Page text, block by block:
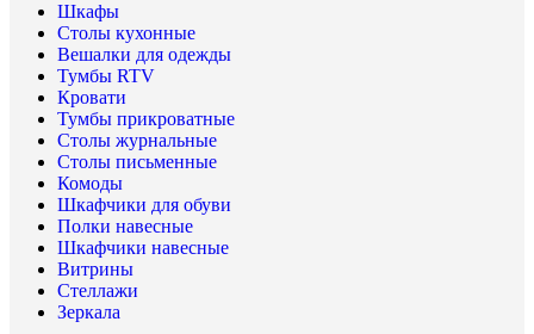
Шкафы
Столы кухонные
Вешалки для одежды
Тумбы RTV
Кровати
Тумбы прикроватные
Столы журнальные
Столы письменные
Комоды
Шкафчики для обуви
Полки навесные
Шкафчики навесные
Витрины
Стеллажи
Зеркала